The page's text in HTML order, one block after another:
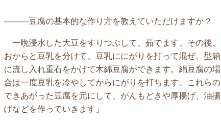
———豆腐の基本的な作り方を教えていただけますか？
「一晩浸水した大豆をすりつぶして、茹でます。その後、
おからと豆乳を分けて、豆乳ににがりを打って混ぜ、型箱
に流し入れ重石をかけて木綿豆腐ができます。絹豆腐の場
合は一度豆乳を冷やしてからにがりを打ちます。これらの
できあがった豆腐を元にして、がんもどきや厚揚げ、油揚
げなどを作っていきます」